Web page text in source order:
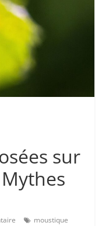
sur
moustique